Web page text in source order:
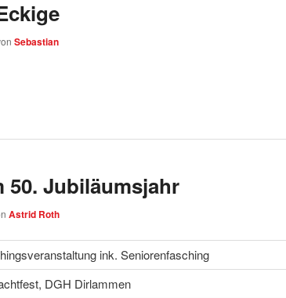
Sebastian
50. Jubiläumsjahr
Astrid Roth
ink. Seniorenfasching
DGH Dirlammen